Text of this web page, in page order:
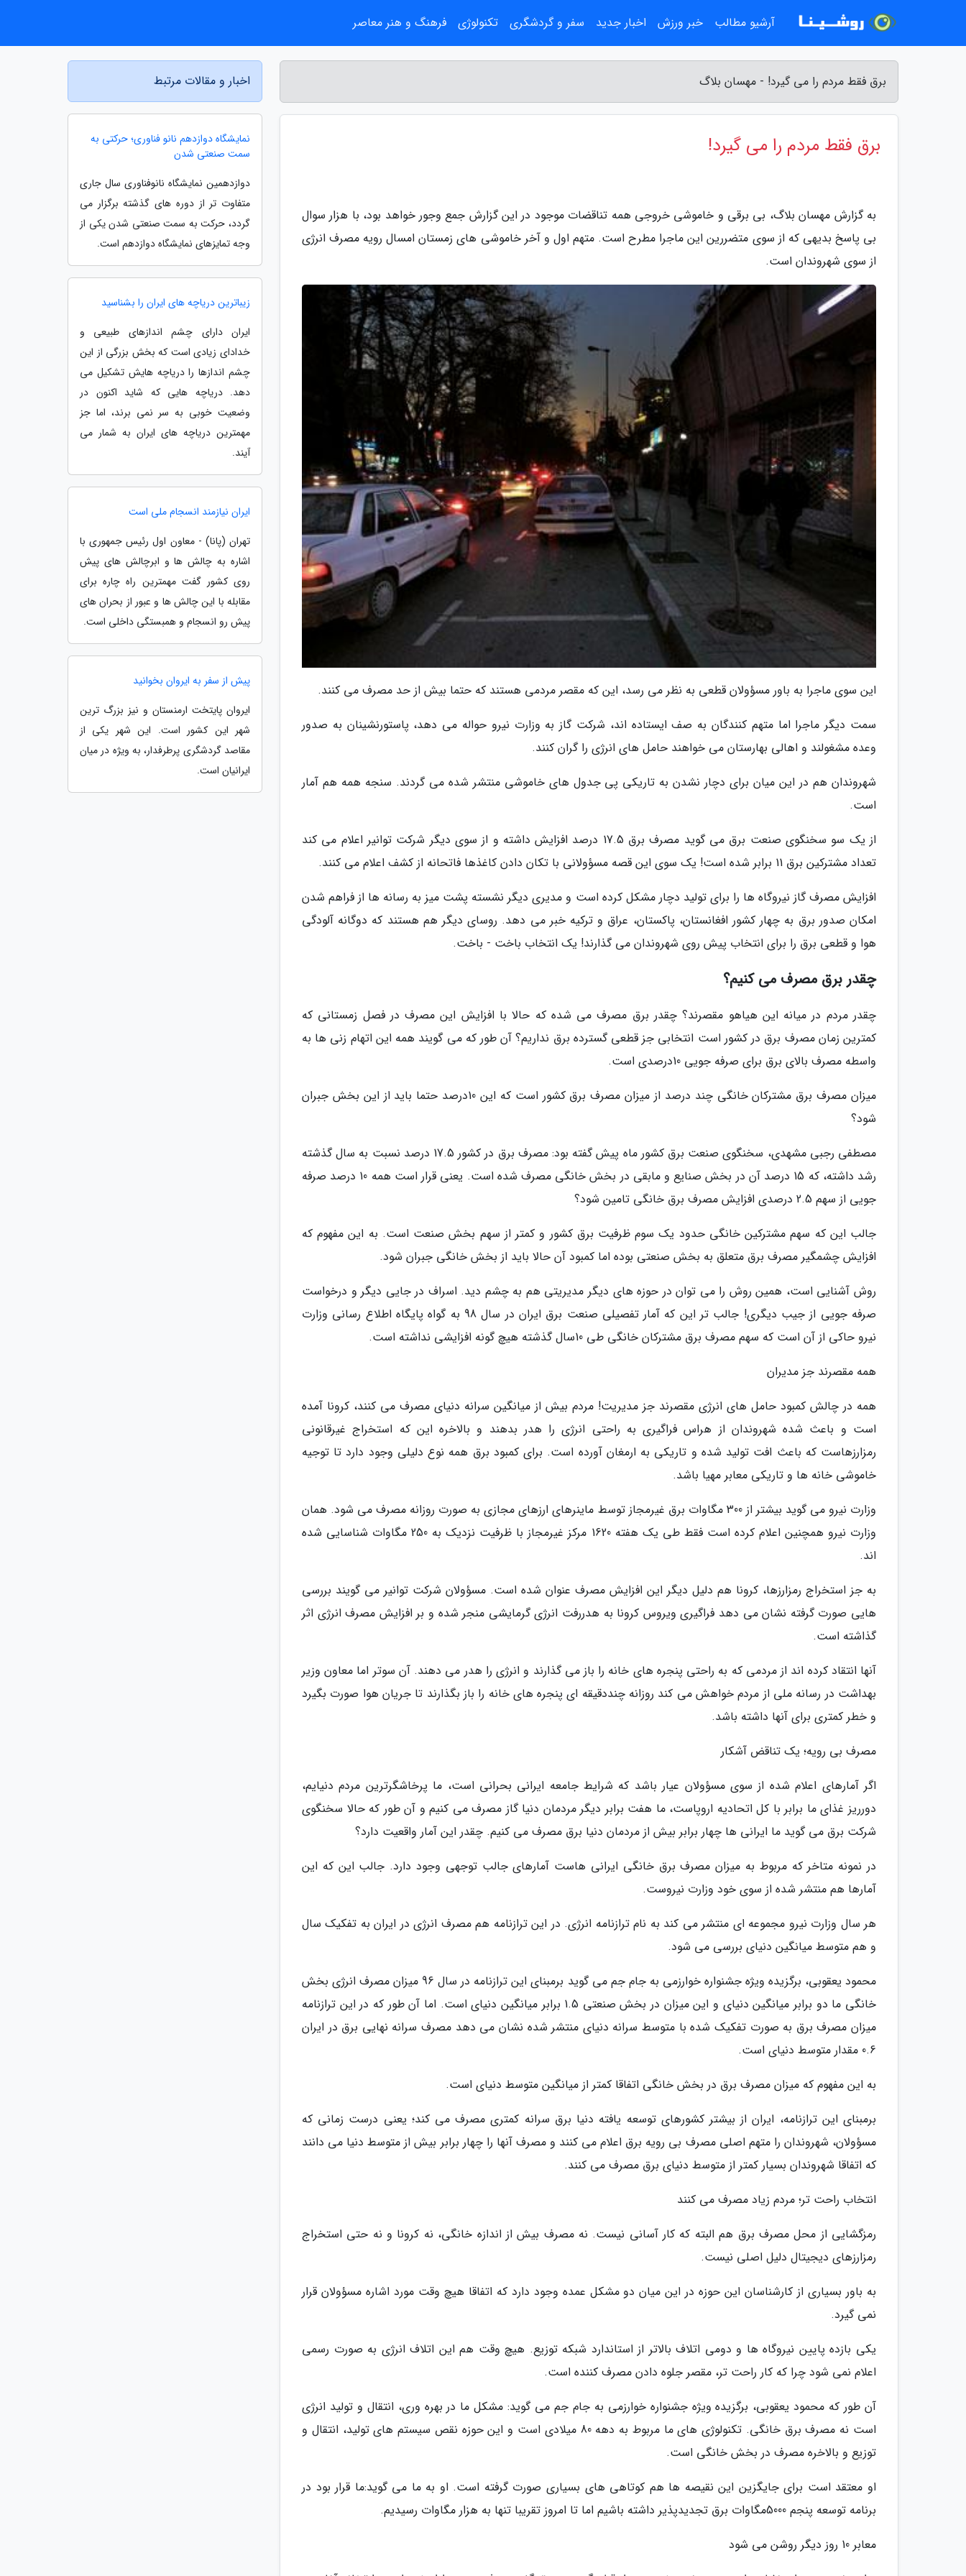
برق فقط مردم را می گیرد! - مهسان بلاگ
برق فقط مردم را می گیرد!
به گزارش مهسان بلاگ، بی برقی و خاموشی خروجی همه تناقضات موجود در این گزارش جمع وجور خواهد بود، با هزار سوال
بی پاسخ بدیهی که از سوی متضررین این ماجرا مطرح است. متهم اول و آخر خاموشی های زمستان امسال رویه مصرف انرژی
از سوی شهروندان است.
این سوی ماجرا به باور مسؤولان قطعی به نظر می رسد، این که مقصر مردمی هستند که حتما بیش از حد مصرف می کنند.
سمت دیگر ماجرا اما متهم کنندگان به صف ایستاده اند، شرکت گاز به وزارت نیرو حواله می دهد، پاستورنشینان به صدور
وعده مشغولند و اهالی بهارستان می خواهند حامل های انرژی را گران کنند.
شهروندان هم در این میان برای دچار نشدن به تاریکی پی جدول های خاموشی منتشر شده می گردند. سنجه همه هم آمار
است.
از یک سو سخنگوی صنعت برق می گوید مصرف برق 17.5 درصد افزایش داشته و از سوی دیگر شرکت توانیر اعلام می کند
تعداد مشترکین برق 11 برابر شده است! یک سوی این قصه مسؤولانی با تکان دادن کاغذها فاتحانه از کشف اعلام می کنند.
افزایش مصرف گاز نیروگاه ها را برای تولید دچار مشکل کرده است و مدیری دیگر نشسته پشت میز به رسانه ها از فراهم شدن
امکان صدور برق به چهار کشور افغانستان، پاکستان، عراق و ترکیه خبر می دهد. روسای دیگر هم هستند که دوگانه آلودگی
هوا و قطعی برق را برای انتخاب پیش روی شهروندان می گذارند! یک انتخاب باخت - باخت.
چقدر برق مصرف می کنیم؟
چقدر مردم در میانه این هیاهو مقصرند؟ چقدر برق مصرف می شده که حالا با افزایش این مصرف در فصل زمستانی که
کمترین زمان مصرف برق در کشور است انتخابی جز قطعی گسترده برق نداریم؟ آن طور که می گویند همه این اتهام زنی ها به
واسطه مصرف بالای برق برای صرفه جویی 10درصدی است.
میزان مصرف برق مشترکان خانگی چند درصد از میزان مصرف برق کشور است که این 10درصد حتما باید از این بخش جبران
شود؟
مصطفی رجبی مشهدی، سخنگوی صنعت برق کشور ماه پیش گفته بود: مصرف برق در کشور 17.5 درصد نسبت به سال گذشته
رشد داشته، که 15 درصد آن در بخش صنایع و مابقی در بخش خانگی مصرف شده است. یعنی قرار است همه 10 درصد صرفه
جویی از سهم 2.5 درصدی افزایش مصرف برق خانگی تامین شود؟
جالب این که سهم مشترکین خانگی حدود یک سوم ظرفیت برق کشور و کمتر از سهم بخش صنعت است. به این مفهوم که
افزایش چشمگیر مصرف برق متعلق به بخش صنعتی بوده اما کمبود آن حالا باید از بخش خانگی جبران شود.
روش آشنایی است، همین روش را می توان در حوزه های دیگر مدیریتی هم به چشم دید. اسراف در جایی دیگر و درخواست
صرفه جویی از جیب دیگری! جالب تر این که آمار تفصیلی صنعت برق ایران در سال 98 به گواه پایگاه اطلاع رسانی وزارت
نیرو حاکی از آن است که سهم مصرف برق مشترکان خانگی طی 10سال گذشته هیچ گونه افزایشی نداشته است.
همه مقصرند جز مدیران
همه در چالش کمبود حامل های انرژی مقصرند جز مدیریت! مردم بیش از میانگین سرانه دنیای مصرف می کنند، کرونا آمده
است و باعث شده شهروندان از هراس فراگیری به راحتی انرژی را هدر بدهند و بالاخره این که استخراج غیرقانونی
رمزارزهاست که باعث افت تولید شده و تاریکی به ارمغان آورده است. برای کمبود برق همه نوع دلیلی وجود دارد تا توجیه
خاموشی خانه ها و تاریکی معابر مهیا باشد.
وزارت نیرو می گوید بیشتر از 300 مگاوات برق غیرمجاز توسط ماینرهای ارزهای مجازی به صورت روزانه مصرف می شود. همان
وزارت نیرو همچنین اعلام کرده است فقط طی یک هفته 1620 مرکز غیرمجاز با ظرفیت نزدیک به 250 مگاوات شناسایی شده
اند.
به جز استخراج رمزارزها، کرونا هم دلیل دیگر این افزایش مصرف عنوان شده است. مسؤولان شرکت توانیر می گویند بررسی
هایی صورت گرفته نشان می دهد فراگیری ویروس کرونا به هدررفت انرژی گرمایشی منجر شده و بر افزایش مصرف انرژی اثر
گذاشته است.
آنها انتقاد کرده اند از مردمی که به راحتی پنجره های خانه را باز می گذارند و انرژی را هدر می دهند. آن سوتر اما معاون وزیر
بهداشت در رسانه ملی از مردم خواهش می کند روزانه چنددقیقه ای پنجره های خانه را باز بگذارند تا جریان هوا صورت بگیرد
و خطر کمتری برای آنها داشته باشد.
مصرف بی رویه؛ یک تناقض آشکار
اگر آمارهای اعلام شده از سوی مسؤولان عیار باشد که شرایط جامعه ایرانی بحرانی است، ما پرخاشگرترین مردم دنیایم،
دورریز غذای ما برابر با کل اتحادیه اروپاست، ما هفت برابر دیگر مردمان دنیا گاز مصرف می کنیم و آن طور که حالا سخنگوی
شرکت برق می گوید ما ایرانی ها چهار برابر بیش از مردمان دنیا برق مصرف می کنیم. چقدر این آمار واقعیت دارد؟
در نمونه متاخر که مربوط به میزان مصرف برق خانگی ایرانی هاست آمارهای جالب توجهی وجود دارد. جالب این که این
آمارها هم منتشر شده از سوی خود وزارت نیروست.
هر سال وزارت نیرو مجموعه ای منتشر می کند به نام ترازنامه انرژی. در این ترازنامه هم مصرف انرژی در ایران به تفکیک سال
و هم متوسط میانگین دنیای بررسی می شود.
محمود یعقوبی، برگزیده ویژه جشنواره خوارزمی به جام جم می گوید برمبنای این ترازنامه در سال 96 میزان مصرف انرژی بخش
خانگی ما دو برابر میانگین دنیای و این میزان در بخش صنعتی 1.5 برابر میانگین دنیای است. اما آن طور که در این ترازنامه
میزان مصرف برق به صورت تفکیک شده با متوسط سرانه دنیای منتشر شده نشان می دهد مصرف سرانه نهایی برق در ایران
0.6 مقدار متوسط دنیای است.
به این مفهوم که میزان مصرف برق در بخش خانگی اتفاقا کمتر از میانگین متوسط دنیای است.
برمبنای این ترازنامه، ایران از بیشتر کشورهای توسعه یافته دنیا برق سرانه کمتری مصرف می کند؛ یعنی درست زمانی که
مسؤولان، شهروندان را متهم اصلی مصرف بی رویه برق اعلام می کنند و مصرف آنها را چهار برابر بیش از متوسط دنیا می دانند
که اتفاقا شهروندان بسیار کمتر از متوسط دنیای برق مصرف می کنند.
انتخاب راحت تر؛ مردم زیاد مصرف می کنند
رمزگشایی از محل مصرف برق هم البته که کار آسانی نیست. نه مصرف بیش از اندازه خانگی، نه کرونا و نه حتی استخراج
رمزارزهای دیجیتال دلیل اصلی نیست.
به باور بسیاری از کارشناسان این حوزه در این میان دو مشکل عمده وجود دارد که اتفاقا هیچ وقت مورد اشاره مسؤولان قرار
نمی گیرد.
یکی بازده پایین نیروگاه ها و دومی اتلاف بالاتر از استاندارد شبکه توزیع. هیچ وقت هم این اتلاف انرژی به صورت رسمی
اعلام نمی شود چرا که کار راحت تر، مقصر جلوه دادن مصرف کننده است.
آن طور که محمود یعقوبی، برگزیده ویژه جشنواره خوارزمی به جام جم می گوید: مشکل ما در بهره وری، انتقال و تولید انرژی
است نه مصرف برق خانگی. تکنولوژی های ما مربوط به دهه 80 میلادی است و این حوزه نقص سیستم های تولید، انتقال و
توزیع و بالاخره مصرف در بخش خانگی است.
او معتقد است برای جایگزین این نقیصه ها هم کوتاهی های بسیاری صورت گرفته است. او به ما می گوید:ما قرار بود در
برنامه توسعه پنجم 5000مگاوات برق تجدیدپذیر داشته باشیم اما تا امروز تقریبا تنها به هزار مگاوات رسیدیم.
معابر 10 روز دیگر روشن می شود
اخبار و مقالات مرتبط
نمایشگاه دوازدهم نانو فناوری؛ حرکتی به
سمت صنعتی شدن
دوازدهمین نمایشگاه نانوفناوری سال جاری
متفاوت تر از دوره های گذشته برگزار می
گردد، حرکت به سمت صنعتی شدن یکی از
وجه تمایزهای نمایشگاه دوازدهم است.
زیباترین دریاچه های ایران را بشناسید
ایران دارای چشم اندازهای طبیعی و
خدادای زیادی است که بخش بزرگی از این
چشم اندازها را دریاچه هایش تشکیل می
دهد. دریاچه هایی که شاید اکنون در
وضعیت خوبی به سر نمی برند، اما جز
مهمترین دریاچه های ایران به شمار می
آیند.
ایران نیازمند انسجام ملی است
تهران (پانا) - معاون اول رئیس جمهوری با
اشاره به چالش ها و ابرچالش های پیش
روی کشور گفت مهمترین راه چاره برای
مقابله با این چالش ها و عبور از بحران های
پیش رو انسجام و همبستگی داخلی است.
پیش از سفر به ایروان بخوانید
ایروان پایتخت ارمنستان و نیز بزرگ ترین
شهر این کشور است. این شهر یکی از
مقاصد گردشگری پرطرفدار، به ویژه در میان
ایرانیان است.
آرشیو مطالب خبر ورزش اخبار جدید سفر و گردشگری تکنولوژی فرهنگ و هنر معاصر